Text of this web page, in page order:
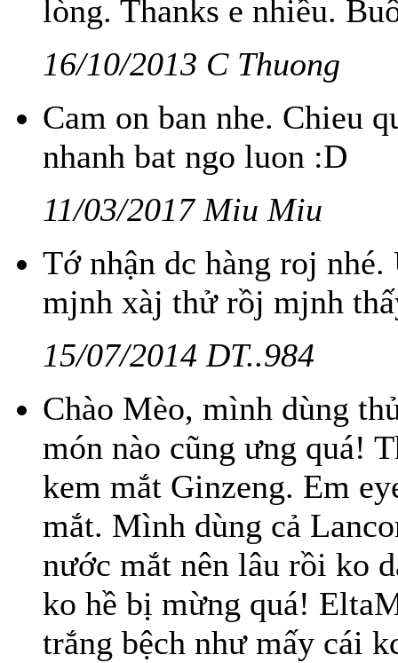
lòng. Thanks e nhiều.
16/10/2013 C Thuong
Cam on ban nhe. Chieu
nhanh bat ngo luon :D
11/03/2017 Miu Miu
Tớ nhận dc hàng roj
mjnh xàj thử rồj mjnh
15/07/2014 DT..984
Chào Mèo, mình dùng
món nào cũng ưng quá!
kem mắt Ginzeng. Em
mắt. Mình dùng cả
nước mắt nên lâu rồi ko
ko hề bị mừng quá!
trắng bệch như mấy cái